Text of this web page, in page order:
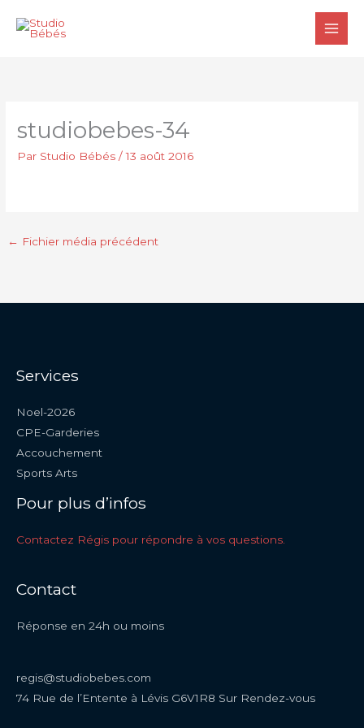
studiobebes-34
Par Studio Bébés/13 août 2016
← Fichier média précédent
Services
Noel-2026
CPE-Garderies
Accouchement
Sports Arts
Pour plus d’infos
Contactez Régis pour répondre à vos questions.
Contact
Réponse en 24h ou moins
regis@studiobebes.com
74 Rue de l’Entente à Lévis G6V1R8 Sur Rendez-vous